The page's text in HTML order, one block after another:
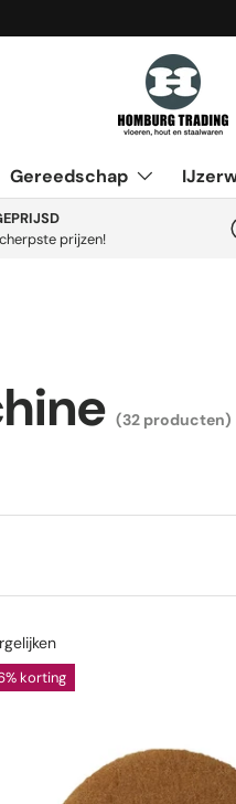
Gereedschap
prijzen!
(32 producten)
korting